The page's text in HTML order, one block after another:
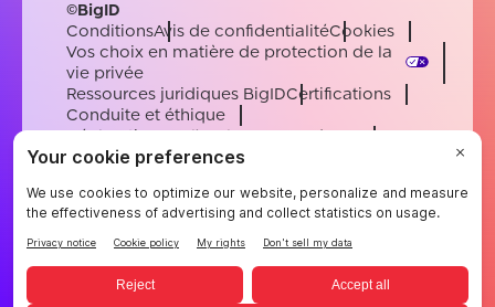
©BigID
ConditionsAvis de confidentialitéCookies
Vos choix en matière de protection de la
vie privée
Ressources juridiques BigIDCertifications
Conduite et éthique
Déclaration sur l'esclavage moderne
Sous-processeursSoutien
EnglishGermanFrenchSpanishPortuguese